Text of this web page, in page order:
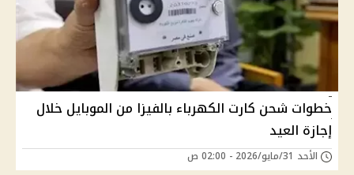
خطوات شحن كارت الكهرباء بالفيزا من الموبايل خلال
إجازة العيد
الأحد 31/مايو/2026 - 02:00 ص